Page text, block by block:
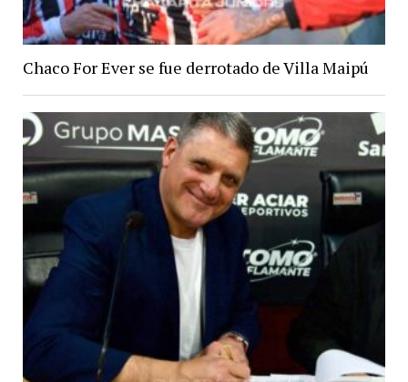
Chaco For Ever se fue derrotado de Villa Maipú